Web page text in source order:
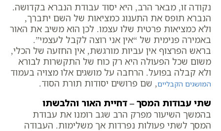
נקודה זו, מבאר הרב, היא יסוד עבודת הנברא בקדושה.
הנברא תופס את התענוג כמציאות של השם יתברך,
ולא כמציאות פרטית שלו עצמו. לכן הוא משיב את האור
באמירה פנימית של “אין אני רוצה לקבל לעצמי”.
בראש הפרצוף אין עביות מורגשת, אין החזעה של הכלי,
משום שכל הפעולה היא רק כוח של התקשרות לבורא
ולא קבלה בפועל. הרחבה על מושגים אלו מצויה בעמוד
המושגים הקבליים, שם פרושים יסודות תורת הסוד.
שתי עבודות המסך – דחיית האור והלבשתו
בהמשך השיעור מפרק הרב שגב רומנו את עבודת
המסך לשתי פעולות נפרדות אך משלימות. העבודה